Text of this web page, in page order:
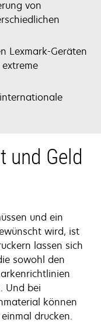
von
Lexmark-Geräten
und Geld
und ein
wird, ist
lassen sich
sowohl den
Und bei
können
drucken.